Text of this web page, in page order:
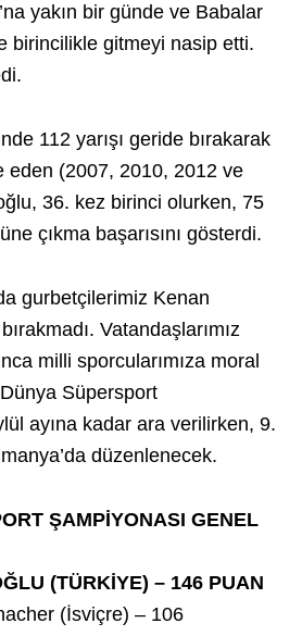
yakın bir günde ve Babalar
birincilikle gitmeyi nasip etti.
112 yarışı geride bırakarak
eden (2007, 2010, 2012 ve
36. kez birinci olurken, 75
çıkma başarısını gösterdi.
gurbetçilerimiz Kenan
Vatandaşlarımız
milli sporcularımıza moral
Süpersport
ayına kadar ara verilirken, 9.
düzenlenecek.
ŞAMPİYONASI GENEL
(TÜRKİYE) – 146 PUAN
(İsviçre) – 106